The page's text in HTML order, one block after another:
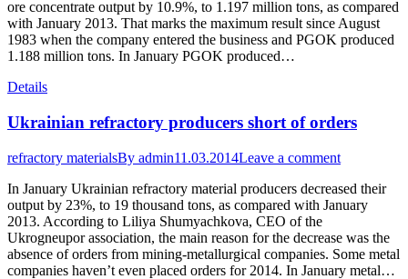
ore concentrate output by 10.9%, to 1.197 million tons, as compared
with January 2013. That marks the maximum result since August
1983 when the company entered the business and PGOK produced
1.188 million tons. In January PGOK produced…
Details
Ukrainian refractory producers short of orders
refractory materialsBy admin11.03.2014Leave a comment
In January Ukrainian refractory material producers decreased their
output by 23%, to 19 thousand tons, as compared with January
2013. According to Liliya Shumyachkova, CEO of the
Ukrogneupor association, the main reason for the decrease was the
absence of orders from mining-metallurgical companies. Some metal
companies haven’t even placed orders for 2014. In January metal…